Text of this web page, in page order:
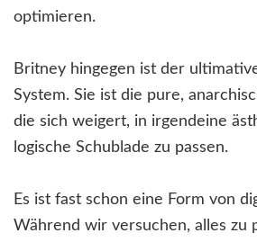
optimieren.
Britney hingegen ist der
System. Sie ist die pure,
die sich weigert, in irgendeine
logische Schublade zu passen.
Es ist fast schon eine Form von
Während wir versuchen, alles zu